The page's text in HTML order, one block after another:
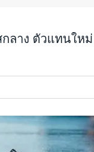
ลาง ตัวแทนใหม่